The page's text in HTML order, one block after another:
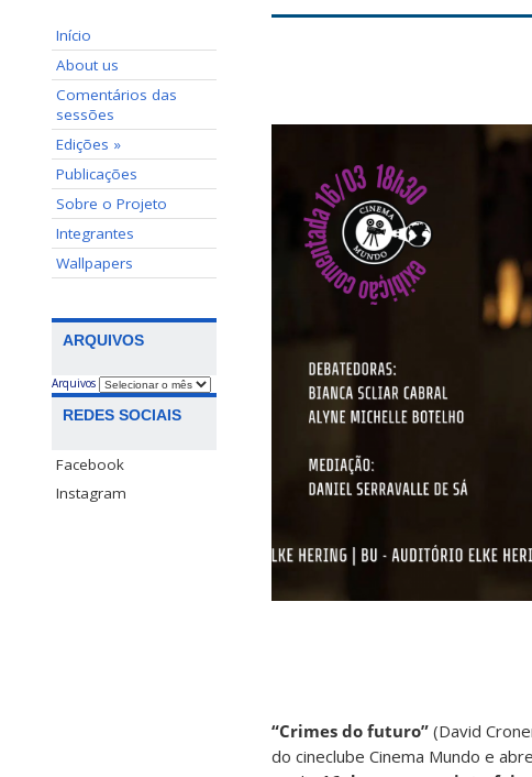
Início
About us
Comentários das
sessões
Edições »
Publicações
Sobre o Projeto
Integrantes
Wallpapers
ARQUIVOS
Arquivos
REDES SOCIAIS
Facebook
Instagram
“Crimes do futuro” (David
do cineclube Cinema Mundo e